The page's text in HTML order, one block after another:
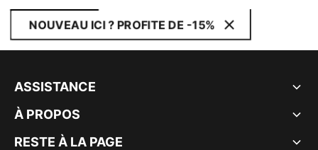
NOUVEAU ICI ? PROFITE DE -15%
ASSISTANCE
À PROPOS
RESTE À LA PAGE